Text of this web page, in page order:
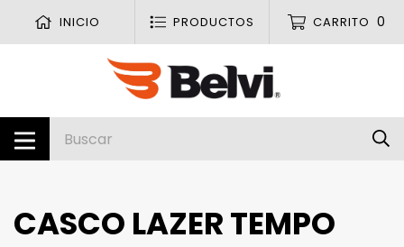
INICIO PRODUCTOS CARRITO 0
CASCO LAZER TEMPO